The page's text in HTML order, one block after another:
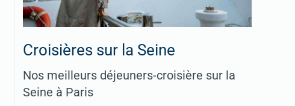
Croisières sur la Seine
Nos meilleurs déjeuners-croisière sur la
Seine à Paris